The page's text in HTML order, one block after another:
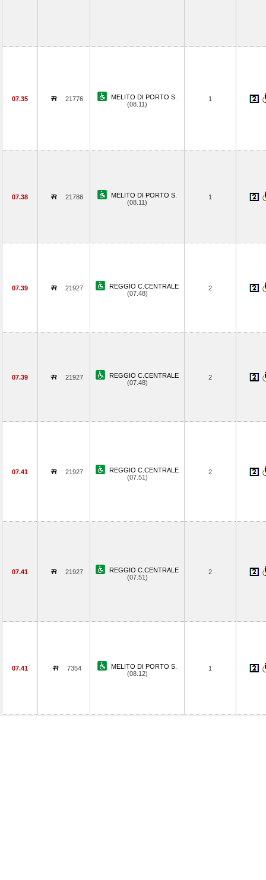
07.35 21776
MELITO DI PORTO S.
(08.11)
1
07.38 21788
MELITO DI PORTO S.
(08.11)
1
07.39 21927
REGGIO C.CENTRALE
(07.48)
2
07.39 21927
REGGIO C.CENTRALE
(07.48)
2
07.41 21927
REGGIO C.CENTRALE
(07.51)
2
07.41 21927
REGGIO C.CENTRALE
(07.51)
2
07.41 7354
MELITO DI PORTO S.
(08.12)
1